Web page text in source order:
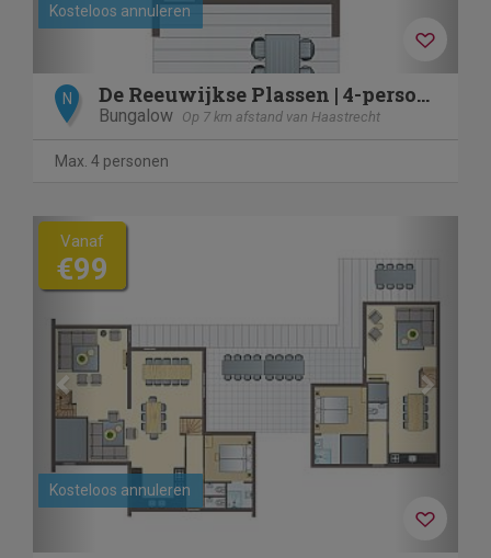
Kosteloos annuleren
N De Reeuwijkse Plassen | 4-persoons waterwoning | 4C
Bungalow Op 7 km afstand van Haastrecht
Max. 4 personen
Previous
Kosteloos annuleren
Vanaf
€99